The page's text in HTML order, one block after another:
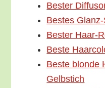
Bes­ter
Bes­tes
Bes­ter Haar-
Bes­te
Bes­te blon­de
Gelbstich